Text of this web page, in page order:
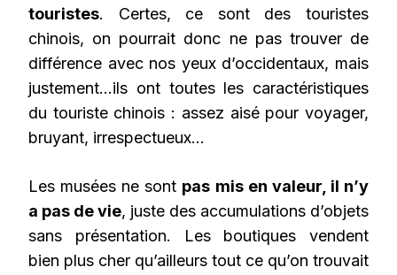
touristes. Certes, ce sont des touristes
chinois, on pourrait donc ne pas trouver de
différence avec nos yeux d’occidentaux, mais
justement…ils ont toutes les caractéristiques
du touriste chinois : assez aisé pour voyager,
bruyant, irrespectueux…
Les musées ne sont pas mis en valeur, il n’y
a pas de vie, juste des accumulations d’objets
sans présentation. Les boutiques vendent
bien plus cher qu’ailleurs tout ce qu’on trouvait